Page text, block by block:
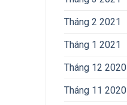
Tháng 2 2021
Tháng 1 2021
Tháng 12 2020
Tháng 11 2020